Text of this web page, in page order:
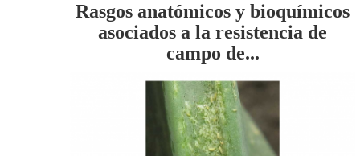
Rasgos anatómicos y bioquímicos
asociados a la resistencia de
campo de...